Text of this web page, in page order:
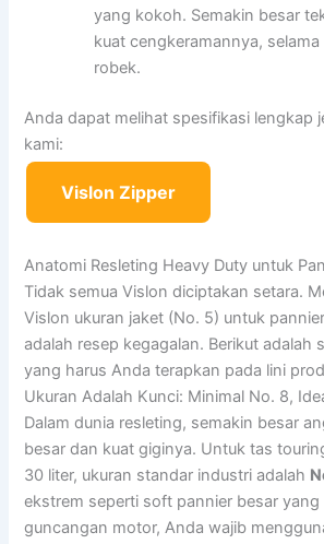
yang kokoh. Semakin besar
kuat cengkeramannya,
robek.
Anda dapat melihat spesifikasi lengkap
kami:
Vislon Zipper
Anatomi Resleting Heavy Duty untuk
Tidak semua Vislon diciptakan setara.
Vislon ukuran jaket (No. 5) untuk
adalah resep kegagalan. Berikut adalah
yang harus Anda terapkan pada lini
Ukuran Adalah Kunci: Minimal No. 8,
Dalam dunia resleting, semakin besar
besar dan kuat giginya. Untuk tas
30 liter, ukuran standar industri adalah
ekstrem seperti soft pannier besar
guncangan motor, Anda wajib